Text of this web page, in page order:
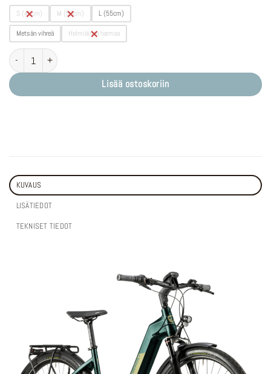
S (45cm) M (50cm) L (55cm)
Metsän vihreä Helmiäinen harmaa
Trenoli Tanaro W | Bosch Active Line Plus | 625Wh määrä
Lisää ostoskoriin
KUVAUS
LISÄTIEDOT
TEKNISET TIEDOT